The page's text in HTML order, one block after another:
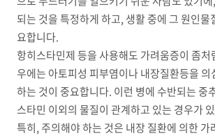
되는 것을 특정하게 하고, 생활 중에 그 원인물
요합니다.
항히스타민제 등을 사용해도 가려움증이 좀처
우에는 아토피성 피부염이나 내장질환등을 의
하는 것이 중요합니다. 이런 병에 수반되는 중
스타민 이외의 물질이 관계하고 있는 경우가
특히, 주의해야 하는 것은 내장 질환에 의한 가